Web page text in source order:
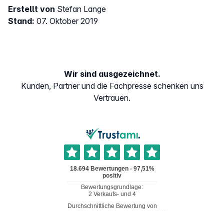
Erstellt von Stefan Lange
Stand: 07. Oktober 2019
Wir sind ausgezeichnet.
Kunden, Partner und die Fachpresse schenken uns
Vertrauen.
Durchschnittliche Bewertung von